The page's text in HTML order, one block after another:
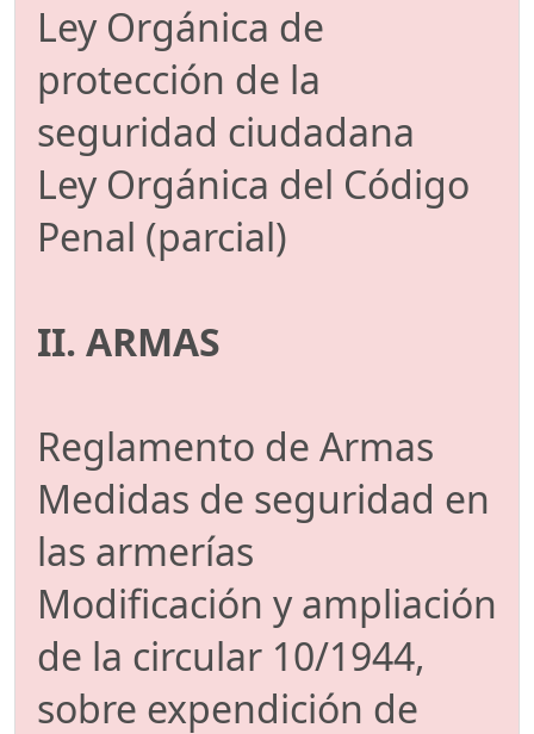
Ley Orgánica de
protección de la
seguridad ciudadana
Ley Orgánica del Código
Penal (parcial)
II. ARMAS
Reglamento de Armas
Medidas de seguridad en
las armerías
Modificación y ampliación
de la circular 10/1944,
sobre expendición de